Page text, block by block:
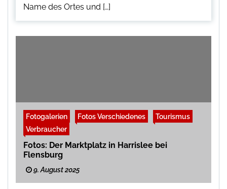
Name des Ortes und […]
Fotogalerien Fotos Verschiedenes
Tourismus
Verbraucher
Fotos: Der Marktplatz in Harrislee bei
Flensburg
9. August 2025